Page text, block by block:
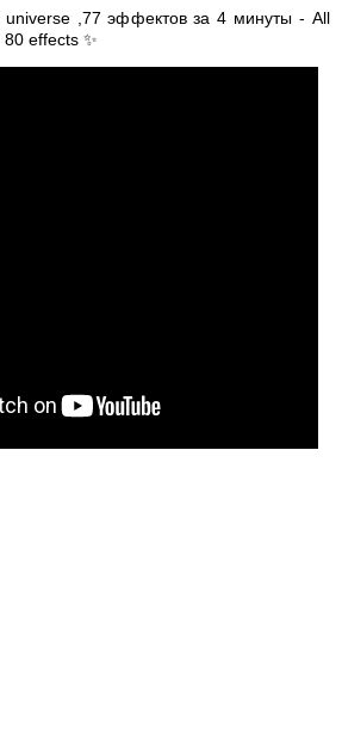
,77 эффектов за 4 минуты - All
effects ✨